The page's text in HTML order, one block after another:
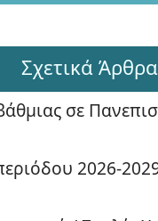
Σχετικά Άρθρα
σε
2026-